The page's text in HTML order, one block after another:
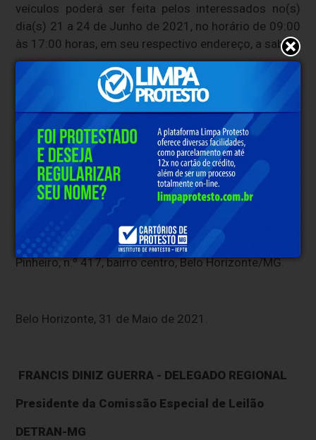
veículos poderá ser feita pelos interessados no(s)
dia(s) 21 a 24 de Junho de 2021, no horário de 09:00
às 17:00 horas, em seu respectivo endereço, a saber:
I – PÁTIO DE APREENSÃO DE VEÍCULOS SABARÁ
LTDA - PACIÊNCIA, situado no(a) Avenida Albert
Scharle, nº 2260 - - FIRMA, Bairro Paciência, Sabara-
O inteiro teor deste leilão poderá ser obtido nos
www.iof.mg.gov.brewww.detran.mg.gov.br
ou nas dependências do Detran/MG, na av. João
Pinheiro, n.º 417, bairro centro, Belo Horizonte/MG.
Belo Horizonte, 31 de Maio de 2021.
FRANCIS DINIZ GUERRA - DELEGADO REGIONAL
Presidente da Comissão Especial de Leilão
DETRAN-MG